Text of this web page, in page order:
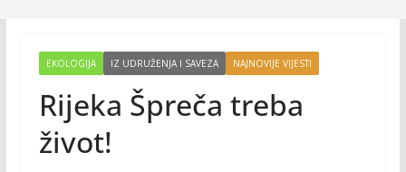
EKOLOGIJA IZ UDRUŽENJA I SAVEZA NAJNOVIJE VIJESTI
Rijeka Špreča treba
život!